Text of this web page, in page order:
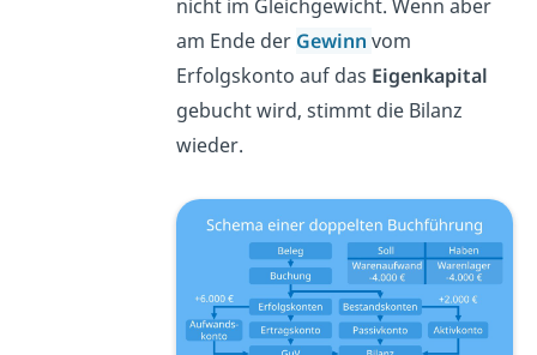
nicht im Gleichgewicht. Wenn aber
am Ende der Gewinnvom
Erfolgskonto auf das Eigenkapital
gebucht wird, stimmt die Bilanz
wieder.